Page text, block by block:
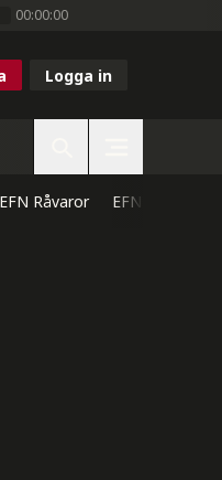
00:00:00
Logga in
EFN Råvaror EFN Direkt